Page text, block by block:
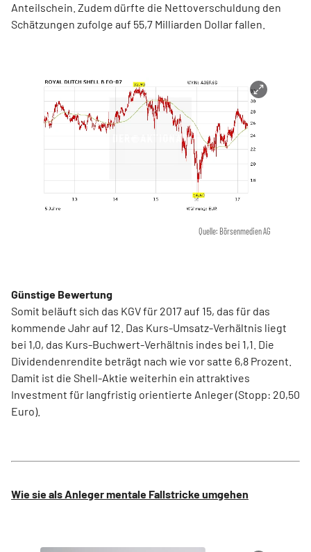
Anteilschein. Zudem dürfte die Nettoverschuldung den
Schätzungen zufolge auf 55,7 Milliarden Dollar fallen.
Quelle: Börsenmedien AG
Günstige Bewertung
Somit beläuft sich das KGV für 2017 auf 15, das für das
kommende Jahr auf 12. Das Kurs-Umsatz-Verhältnis liegt
bei 1,0, das Kurs-Buchwert-Verhältnis indes bei 1,1. Die
Dividendenrendite beträgt nach wie vor satte 6,8 Prozent.
Damit ist die Shell-Aktie weiterhin ein attraktives
Investment für langfristig orientierte Anleger (Stopp: 20,50
Euro).
Wie sie als Anleger mentale Fallstricke umgehen